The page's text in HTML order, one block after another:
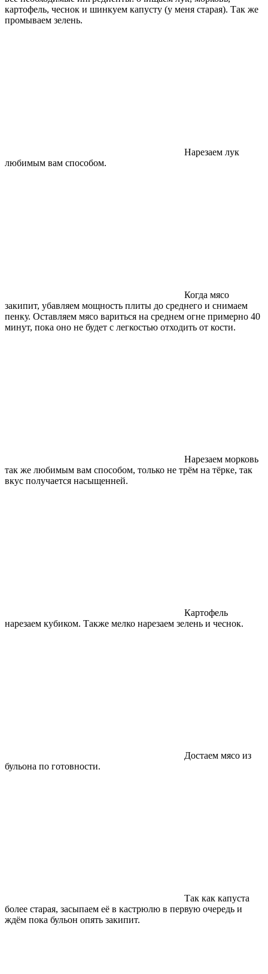
картофель, чеснок и шинкуем капусту (у меня старая). Так же
промываем зелень.
Нарезаем лук
любимым вам способом.
Когда мясо
закипит, убавляем мощность плиты до среднего и снимаем
пенку. Оставляем мясо вариться на среднем огне примерно 40
минут, пока оно не будет с легкостью отходить от кости.
Нарезаем морковь
так же любимым вам способом, только не трём на тёрке, так
вкус получается насыщенней.
Картофель
нарезаем кубиком. Также мелко нарезаем зелень и чеснок.
Достаем мясо из
бульона по готовности.
Так как капуста
более старая, засыпаем её в кастрюлю в первую очередь и
ждём пока бульон опять закипит.